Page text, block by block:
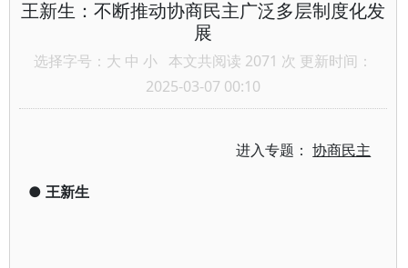
王新生：不断推动协商民主广泛多层制度化发
展
选择字号： 大 中 小 本文共阅读 2071 次 更新时间：
2025-03-07 00:10
进入专题：协商民主
● 王新生